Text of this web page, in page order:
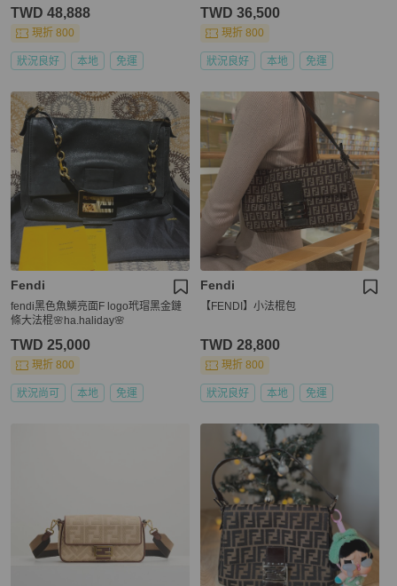
TWD 48,888
現折 800
狀況良好 本地 免運
TWD 36,500
現折 800
狀況良好 本地 免運
Fendi
fendi黑色魚鱗亮面F logo玳瑁黑金鏈
條大法棍🌸ha.haliday🌸
TWD 25,000
現折 800
狀況尚可 本地 免運
Fendi
【FENDI】小法棍包
TWD 28,800
現折 800
狀況良好 本地 免運